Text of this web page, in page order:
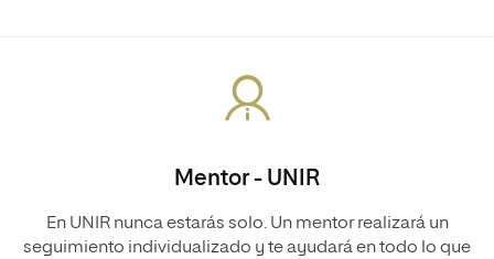
Mentor - UNIR
En UNIR nunca estarás solo. Un mentor realizará un
seguimiento individualizado y te ayudará en todo lo que